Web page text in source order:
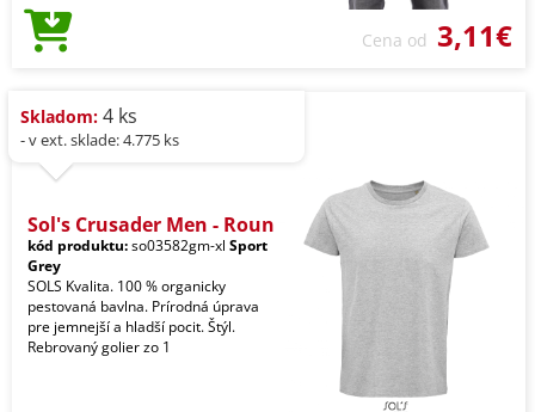
Cena od 3,11€
Skladom: 4 ks
- v ext. sklade: 4.775 ks
Sol's Crusader Men - Roun
kód produktu:so03582gm-xl Sport
Grey
SOLS Kvalita. 100 % organicky
pestovaná bavlna. Prírodná úprava
pre jemnejší a hladší pocit. Štýl.
Rebrovaný golier zo 1